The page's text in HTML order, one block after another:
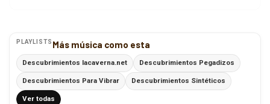
PLAYLISTS Más música como esta
Descubrimientos lacaverna.net Descubrimientos Pegadizos
Descubrimientos Para Vibrar Descubrimientos Sintéticos
Ver todas